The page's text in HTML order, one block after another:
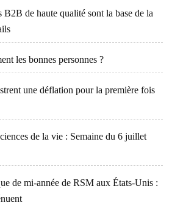
B2B de haute qualité sont la base de la
les bonnes personnes ?
une déflation pour la première fois
de la vie : Semaine du 6 juillet
de mi-année de RSM aux États-Unis :